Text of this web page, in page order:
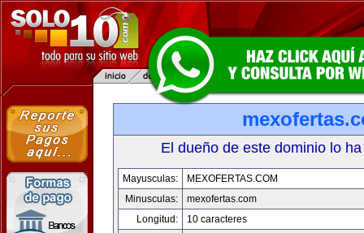
El dueño de este dominio lo
Mayusculas:
MEXOFERTAS.COM
Minusculas:
mexofertas.com
Longitud:
10 caracteres